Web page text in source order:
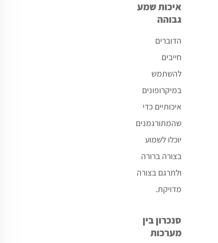
איכות שמע
גבוהה
הדוברים
חייבים
להשתמש
במיקרופונים
איכותיים כדי
שהמתורגמנים
יוכלו לשמוע
בצורה ברורה
ולתרגם בצורה
מדויקת.
סנכרון בין
מערכות